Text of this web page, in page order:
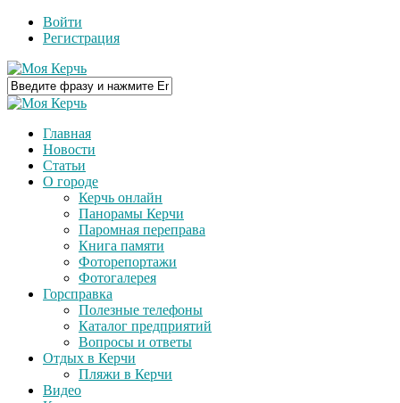
Войти
Регистрация
Главная
Новости
Статьи
О городе
Керчь онлайн
Панорамы Керчи
Паромная переправа
Книга памяти
Фоторепортажи
Фотогалерея
Горсправка
Полезные телефоны
Каталог предприятий
Вопросы и ответы
Отдых в Керчи
Пляжи в Керчи
Видео